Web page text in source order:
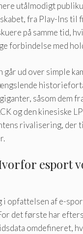
utålmodigt
fra Play-Ins
på samme tid,
forbindelse med
ud over simple
såsom dem
og den kinesiske
rivalisering, der
esport
i opfattelsen af ​​e-
det første har
omdefineret,